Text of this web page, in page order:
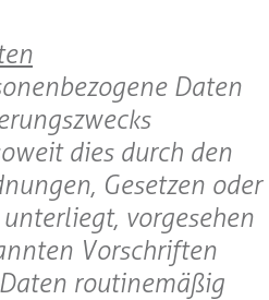
Daten
dies durch den
Gesetzen oder
vorgesehen
Vorschriften
routinemäßig